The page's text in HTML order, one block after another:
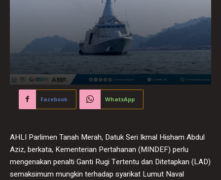
Facebook WhatsApp
AHLI Parlimen Tanah Merah, Datuk Seri Ikmal Hisham Abdul
Aziz, berkata, Kementerian Pertahanan (MINDEF) perlu
mengenakan penalti Ganti Rugi Tertentu dan Ditetapkan (LAD)
semaksimum mungkin terhadap syarikat Lumut Naval